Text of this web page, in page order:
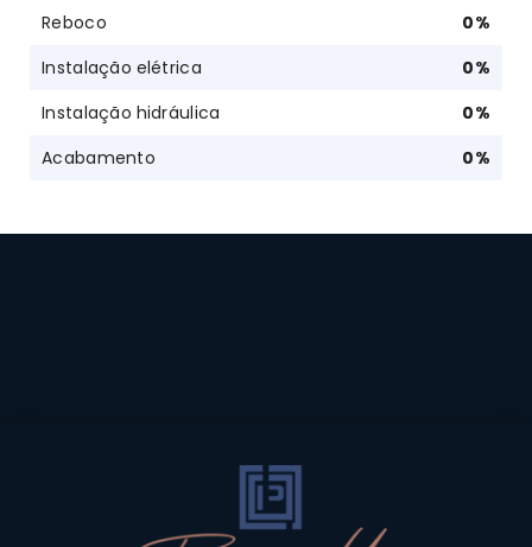
Reboco
0%
Instalação elétrica
0%
Instalação hidráulica
0%
Acabamento
0%